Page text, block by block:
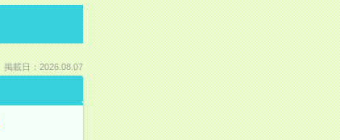
掲載日：2026.08.07